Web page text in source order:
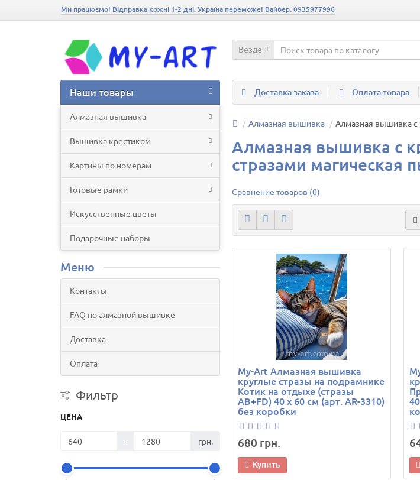
Ми працюємо! Відправка кожні 1-2 дні. Україна переможе! Вайбер: 0935977996
Везде
Доставка заказа Оплата товара
Наши товары
Алмазная вышивка
Вышивка крестиком
Картины по номерам
Готовые рамки
Искусственные цветы
Подарочные наборы
Алмазная вышивка Алмазная вышивка с
Меню
Контакты
FAQ по алмазной вышивке
Доставка
Оплата
Фильтр
ЦЕНА
- грн.
Алмазная вышивка с
стразами магическая
Сравнение товаров (0)
My-Art Алмазная вышивка
круглые стразы на подрамнике
Котик на отдыхе (стразы
AB+FD) 40 х 60 см (арт. AR-3310)
без коробки
680 грн.
Купить